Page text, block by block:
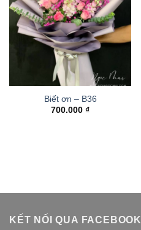
Biết ơn – B36
700.000 ₫
KẾT NỐI QUA FACEBOOK